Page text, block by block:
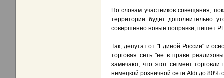
По словам участников совещания,
территории будет дополнительно
совершенно новые поправки, пишет
Так, депутат от "Единой России" и
торговая сеть "не в праве
замечают, что этот сегмент
немецкой розничной сети Aldi до 80%